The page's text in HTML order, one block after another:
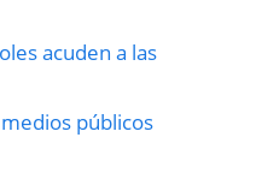
acuden a las
públicos